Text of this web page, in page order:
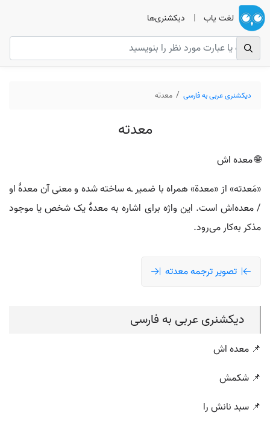
لغت یاب | دیکشنری‌ها
دیکشنری عربی به فارسی معدته
معدته
🌐 معده اش
«مَعدته» از «معدة» همراه با ضمیر ـه ساخته شده و معنی آن معدهٔ او
/ معده‌اش است. این واژه برای اشاره به معدهٔ یک شخص یا موجود
مذکر به‌کار می‌رود.
تصویر ترجمه معدته
دیکشنری عربی به فارسی
📌 معده اش
📌 شکمش
📌 سبد نانش را